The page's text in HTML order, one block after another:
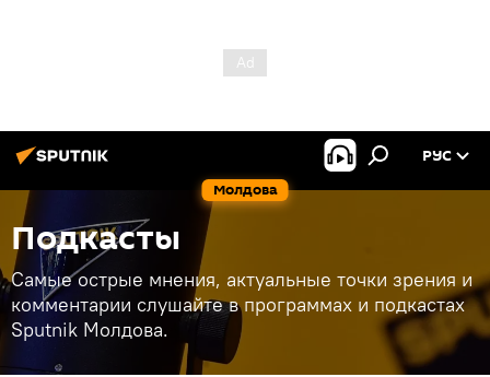
Молдова
РУС
Подкасты
Самые острые мнения, актуальные точки зрения и
комментарии слушайте в программах и подкастах
Sputnik Молдова.